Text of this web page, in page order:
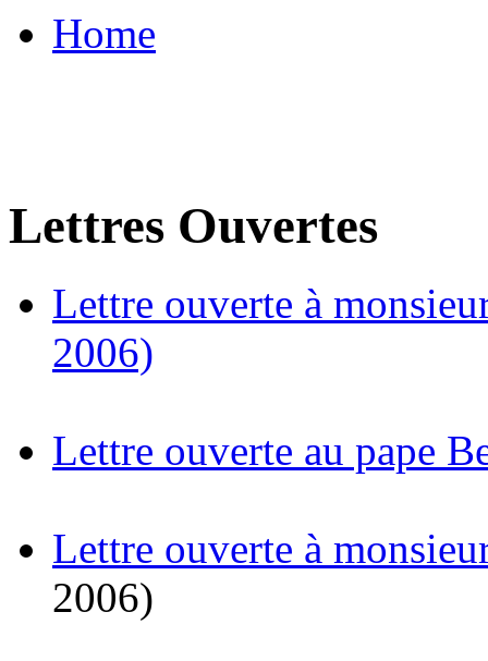
Home
Lettres Ouvertes
Lettre ouverte à
2006)
Lettre ouverte au pape
Lettre ouverte à
2006)